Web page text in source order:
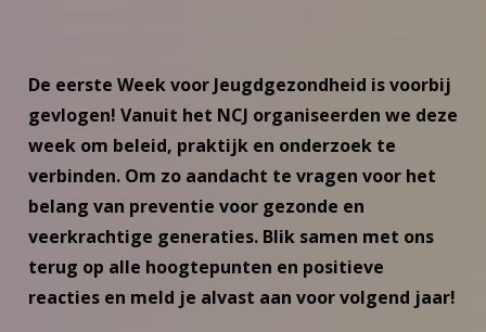
De eerste Week voor Jeugdgezondheid is voorbij
gevlogen! Vanuit het NCJ organiseerden we deze
week om beleid, praktijk en onderzoek te
verbinden. Om zo aandacht te vragen voor het
belang van preventie voor gezonde en
veerkrachtige generaties. Blik samen met ons
terug op alle hoogtepunten en positieve
reacties en meld je alvast aan voor volgend jaar!